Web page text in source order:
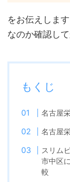
をお伝えしま
なのか確認し
もくじ
名古屋
名古屋
スリム
市中区
較